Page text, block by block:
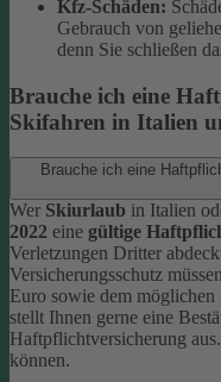
Kfz-Schäden:
Gebrauch von
denn Sie schließen
Brauche ich eine
Skifahren in Italien
Brauche ich eine
Wer Skiurlaub in Italien
2022 eine gültige
Verletzungen Dritter
Versicherungsschutz
Euro sowie dem
stellt Ihnen gerne eine
Haftpflichtversicherung
können.